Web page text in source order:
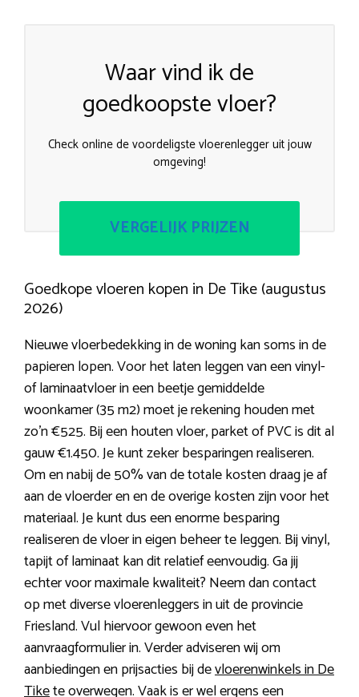
Waar vind ik de
goedkoopste vloer?
Check online de voordeligste vloerenlegger uit jouw
omgeving!
VERGELIJK PRIJZEN
Goedkope vloeren kopen in De Tike (augustus
2026)
Nieuwe vloerbedekking in de woning kan soms in de
papieren lopen. Voor het laten leggen van een vinyl-
of laminaatvloer in een beetje gemiddelde
woonkamer (35 m2) moet je rekening houden met
zo’n €525. Bij een houten vloer, parket of PVC is dit al
gauw €1.450. Je kunt zeker besparingen realiseren.
Om en nabij de 50% van de totale kosten draag je af
aan de vloerder en en de overige kosten zijn voor het
materiaal. Je kunt dus een enorme besparing
realiseren de vloer in eigen beheer te leggen. Bij vinyl,
tapijt of laminaat kan dit relatief eenvoudig. Ga jij
echter voor maximale kwaliteit? Neem dan contact
op met diverse vloerenleggers in uit de provincie
Friesland. Vul hiervoor gewoon even het
aanvraagformulier in. Verder adviseren wij om
aanbiedingen en prijsacties bij devloerenwinkels in De
Tikete overwegen. Vaak is er wel ergens een